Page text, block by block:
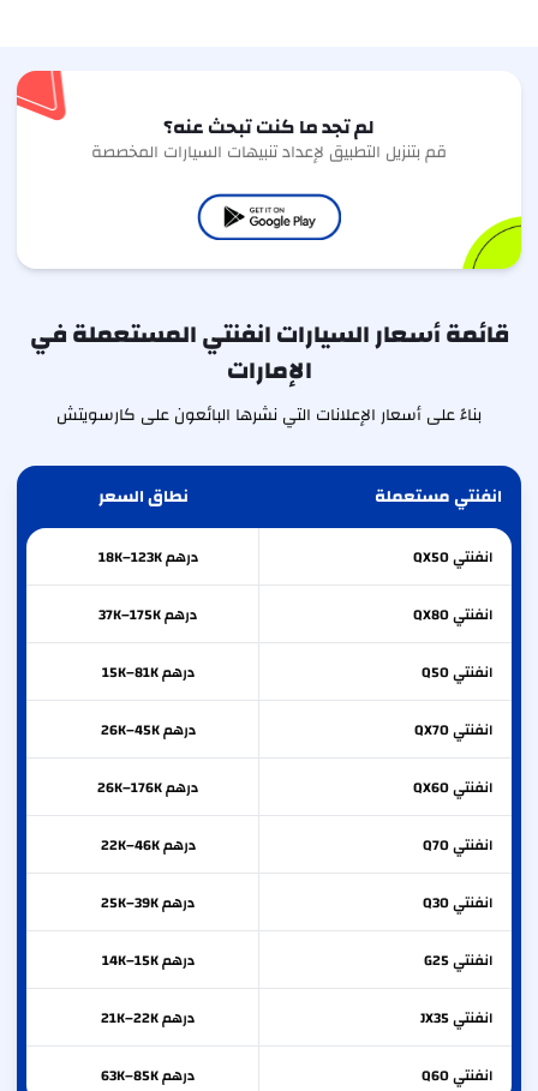
لم تجد ما كنت تبحث عنه؟
قم بتنزيل التطبيق لإعداد تنبيهات السيارات المخصصة
قائمة أسعار السيارات انفنتي المستعملة في
الإمارات
بناءً على أسعار الإعلانات التي نشرها البائعون على كارسويتش
انفنتي مستعملة نطاق السعر
انفنتيQX50 درهم 18K–123K
انفنتيQX80 درهم 37K–175K
انفنتيQ50 درهم 15K–81K
انفنتيQX70 درهم 26K–45K
انفنتيQX60 درهم 26K–176K
انفنتيQ70 درهم 22K–46K
انفنتيQ30 درهم 25K–39K
انفنتيG25 درهم 14K–15K
انفنتيJX35 درهم 21K–22K
انفنتيQ60 درهم 63K–85K